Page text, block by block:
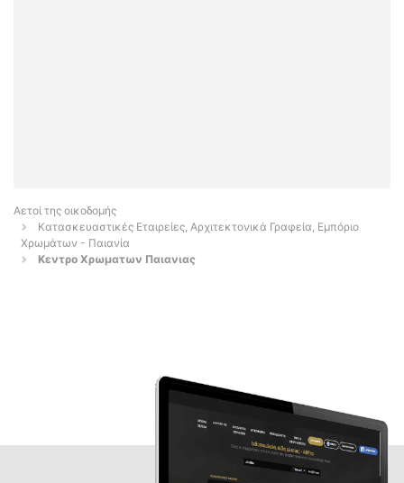
Αετοί της οικοδομής
Κατασκευαστικές Εταιρείες, Αρχιτεκτονικά Γραφεία, Εμπόριο
Χρωμάτων - Παιανία
Κεντρο Χρωματων Παιανιας